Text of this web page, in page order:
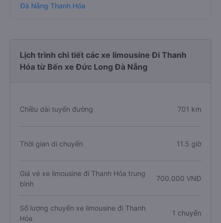
Đà Nẵng Thanh Hóa
Lịch trình chi tiết các xe limousine Đi Thanh
Hóa từ Bến xe Đức Long Đà Nẵng
Chiều dài tuyến đường 701 km
Thời gian di chuyển 11.5 giờ
Giá vé xe limousine đi Thanh Hóa trung
bình
700.000 VNĐ
Số lượng chuyến xe limousine đi Thanh
Hóa
1 chuyến